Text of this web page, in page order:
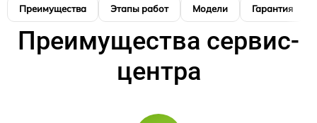
Преимущества Этапы работ Модели Гарантия
Преимущества сервис-
центра